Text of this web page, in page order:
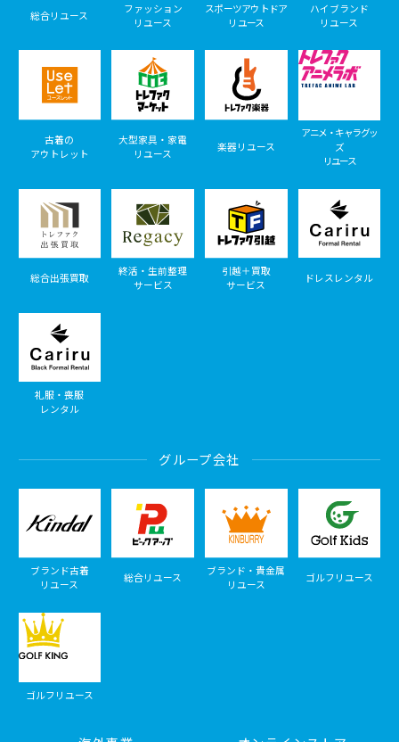
総合リユース
ファッション
リユース
スポーツアウトドア
リユース
ハイブランド
リユース
古着の
アウトレット
大型家具・家電
リユース
楽器リユース
アニメ・キャラグッ
ズ
リユース
総合出張買取
終活・生前整理
サービス
引越＋買取
サービス
ドレスレンタル
礼服・喪服
レンタル
グループ会社
ブランド古着
リユース
総合リユース
ブランド・貴金属
リユース
ゴルフリユース
ゴルフリユース